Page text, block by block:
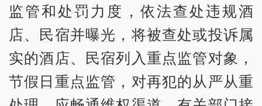
监管和处罚力度，依法查处违规酒
店、民宿并曝光，将被查处或投诉属
实的酒店、民宿列入重点监管对象，
节假日重点监管，对再犯的从严从重